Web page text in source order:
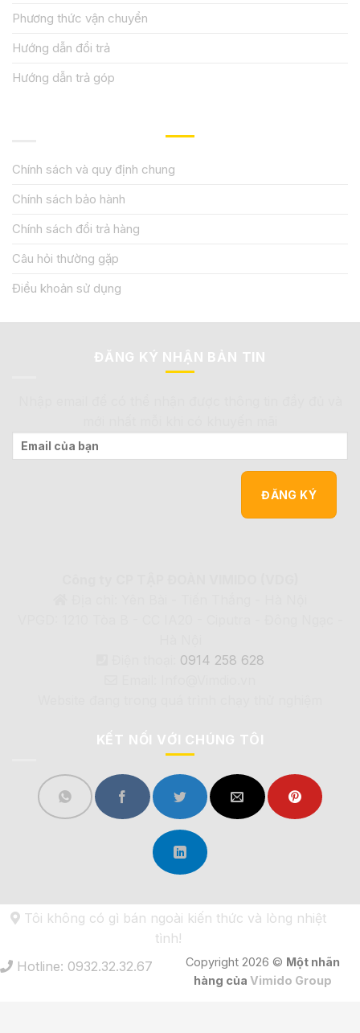
Phương thức vận chuyển
Hướng dẫn đổi trả
Hướng dẫn trả góp
Chính sách và quy định chung
Chính sách bảo hành
Chính sách đổi trả hàng
Câu hỏi thường gặp
Điều khoản sử dụng
ĐĂNG KÝ NHẬN BẢN TIN
0914 258 628
KẾT NỐI VỚI CHÚNG TÔI
Tôi không có gì bán ngoài kiến thức và lòng nhiệt
tình!
Hotline: 0932.32.32.67
Copyright 2026 © Một nhãn
hàng của Vimido Group